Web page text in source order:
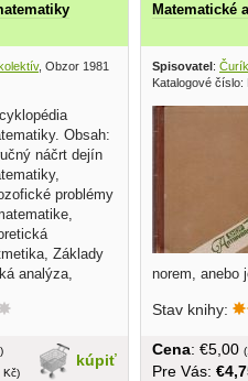
, Obzor 1981
Obsah:
náčrt dejín
problémy
Základy
analýza,
kúpiť
Kč)
Matematické
Spisovatel:
Katalogové číslo:
norem, anebo
Stav knihy:
Cena: €5,00
Pre Vás: